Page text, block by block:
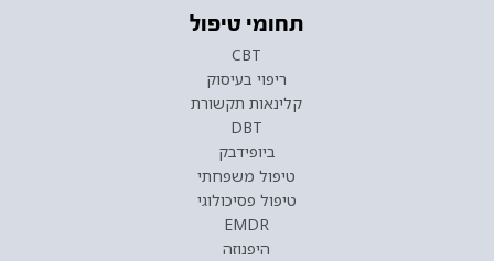
תחומי טיפול
CBT
ריפוי בעיסוק
קלינאות תקשורת
DBT
ביופידבק
טיפול משפחתי
טיפול פסיכולוגי
EMDR
היפנוזה